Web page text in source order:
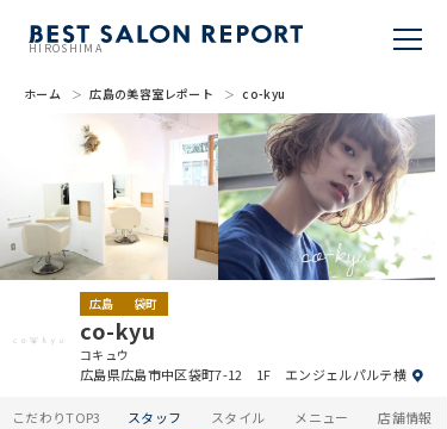
HIROSHIMA
美容室を探す
BEST SALON REPORTとは
ライター
美容室を推薦する
掲載・取材依頼
ホーム 広島の美容室レポート co-kyu
広島 袋町
co-kyu
コキュウ
広島県広島市中区袋町7-12 1F エンジェルパルテ横
こだわりTOP3 スタッフ スタイル メニュー 店舗情報